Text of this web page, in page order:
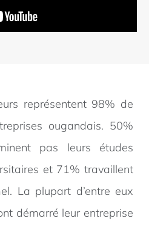
représentent 98% de
ougandais. 50%
pas leurs études
et 71% travaillent
La plupart d’entre eux
démarré leur entreprise